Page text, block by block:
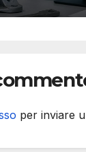
per inviare